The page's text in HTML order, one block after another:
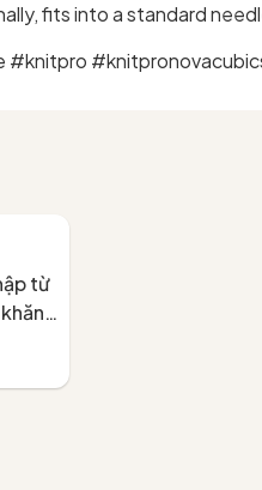
fits into a standard
từ